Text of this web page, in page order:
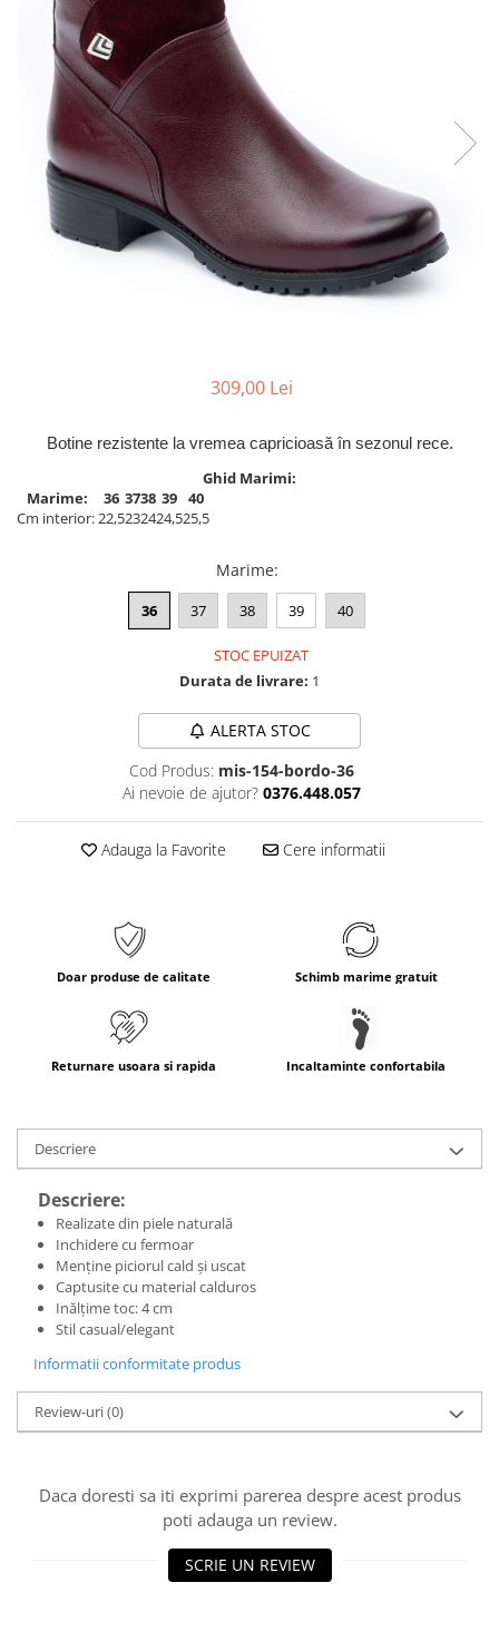
Vesna
Dr. Feet
309,00 Lei
Botine rezistentela vremea capricioasă în sezonul rece.
Ghid Marimi:
Marime:
36 3738 39 40
Cm interior:22,5232424,525,5
Marime:
36 37 38 39 40
STOC EPUIZAT
Durata de livrare: 1
ALERTA STOC
Cod Produs: mis-154-bordo-36
Ai nevoie de ajutor? 0376.448.057
Adauga la Favorite Cere informatii
Doar produse de calitate Schimb marime gratuit
Returnare usoara si rapida Incaltaminte confortabila
Descriere
Descriere:
Realizate din piele naturală
Inchidere cu fermoar
Menține piciorul cald și uscat
Captusite cu material calduros
Inălțime toc: 4 cm
Stil casual/elegant
Informatii conformitate produs
Review-uri(0)
Daca doresti sa iti exprimi parerea despre acest produs
poti adauga un review.
SCRIE UN REVIEW